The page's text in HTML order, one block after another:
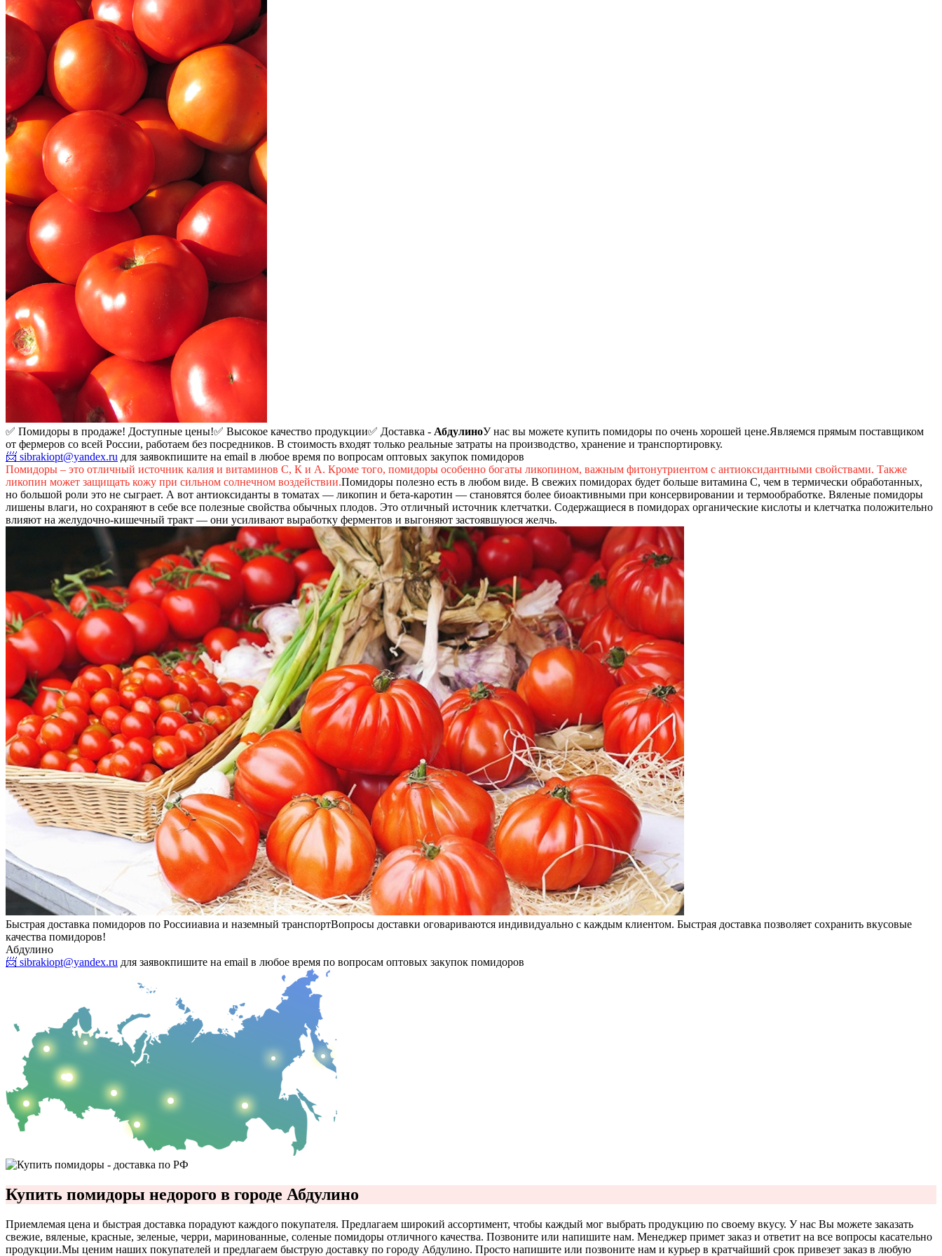
✅ Помидоры в продаже! Доступные цены!✅ Высокое качество продукции✅ Доставка - АбдулиноУ нас вы можете купить помидоры по очень хорошей цене.Являемся прямым поставщиком
от фермеров со всей России, работаем без посредников. В стоимость входят только реальные затраты на производство, хранение и транспортировку.
📨 sibrakiopt@yandex.ru для заявокпишите на email в любое время по вопросам оптовых закупок помидоров
Помидоры – это отличный источник калия и витаминов С, К и А. Кроме того, помидоры особенно богаты ликопином, важным фитонутриентом с антиоксидантными свойствами. Также
ликопин может защищать кожу при сильном солнечном воздействии.Помидоры полезно есть в любом виде. В свежих помидорах будет больше витамина С, чем в термически обработанных,
но большой роли это не сыграет. А вот антиоксиданты в томатах — ликопин и бета-каротин — становятся более биоактивными при консервировании и термообработке. Вяленые помидоры
лишены влаги, но сохраняют в себе все полезные свойства обычных плодов. Это отличный источник клетчатки. Содержащиеся в помидорах органические кислоты и клетчатка положительно
влияют на желудочно-кишечный тракт — они усиливают выработку ферментов и выгоняют застоявшуюся желчь.
Быстрая доставка помидоров по Россииавиа и наземный транспортВопросы доставки оговариваются индивидуально с каждым клиентом. Быстрая доставка позволяет сохранить вкусовые
качества помидоров!
Абдулино
📨 sibrakiopt@yandex.ru для заявокпишите на email в любое время по вопросам оптовых закупок помидоров
Купить помидоры недорого в городе Абдулино
Приемлемая цена и быстрая доставка порадуют каждого покупателя. Предлагаем широкий ассортимент, чтобы каждый мог выбрать продукцию по своему вкусу. У нас Вы можете заказать
свежие, вяленые, красные, зеленые, черри, маринованные, соленые помидоры отличного качества. Позвоните или напишите нам. Менеджер примет заказ и ответит на все вопросы касательно
продукции.Мы ценим наших покупателей и предлагаем быструю доставку по городу Абдулино. Просто напишите или позвоните нам и курьер в кратчайший срок привезет заказ в любую